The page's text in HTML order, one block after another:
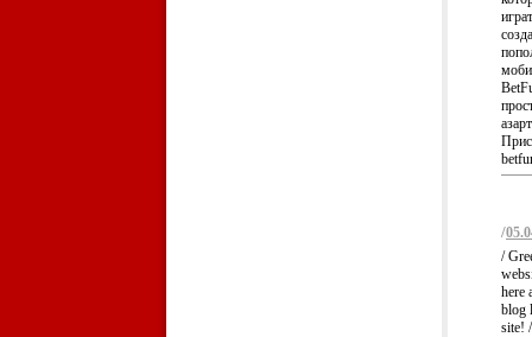
/
/
here
blog
site! /